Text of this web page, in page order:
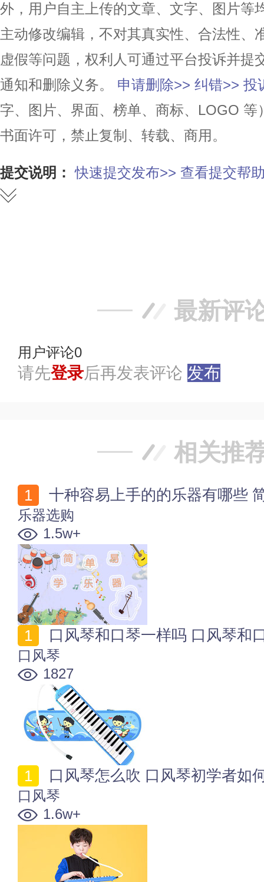
外，用户自主上传的文章、文字、图片等
主动修改编辑，不对其真实性、合法性、
虚假等问题，权利人可通过平台投诉并提
通知和删除义务。
申请删除>> 纠错>> 投
字、图片、界面、榜单、商标、LOGO
书面许可，禁止复制、转载、商用。
提交说明： 快速提交发布>> 查看提交帮
最新评
用户评论0
请先登录后再发表评论 发布
相关推
十种容易上手的的乐器有哪些
乐器选购
1.5w+
口风琴和口琴一样吗 口风琴和
口风琴
1827
口风琴怎么吹 口风琴初学者如
口风琴
1.6w+